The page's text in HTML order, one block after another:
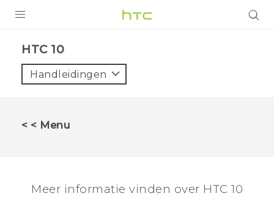
VIVE
HTC Club
SUPPORT
HTC 10‎
Handleidingen
< < Menu
Meer informatie vinden over HTC 10